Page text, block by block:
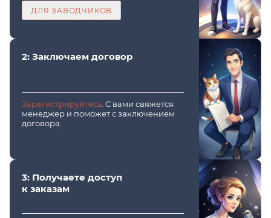
ДЛЯ ЗАВОДЧИКОВ
2: Заключаем договор
Зарегистрируйтесь . С вами свяжется
менеджер и поможет с заключением
договора.
3: Получаете доступ
к заказам